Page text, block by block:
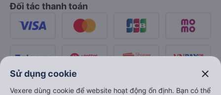
Đối tác thanh toán
Sử dụng cookie close
Vexere dùng cookie để website hoạt động ổn định. Bạn có thể